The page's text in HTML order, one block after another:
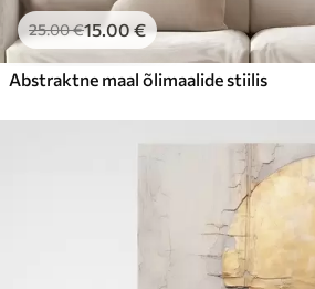
25.00€15.00€
Abstraktne maal õlimaalide stiilis